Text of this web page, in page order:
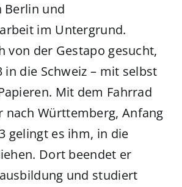
Berlin und
im Untergrund.
von der Gestapo gesucht,
in die Schweiz – mit selbst
Mit dem Fahrrad
nach Württemberg, Anfang
gelingt es ihm, in die
Dort beendet er
und studiert